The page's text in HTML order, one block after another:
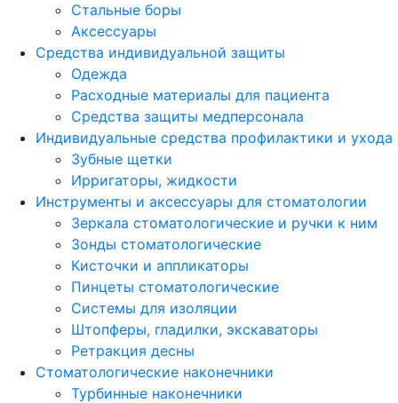
Стальные боры
Аксессуары
Средства индивидуальной защиты
Одежда
Расходные материалы для пациента
Средства защиты медперсонала
Индивидуальные средства профилактики и ухода
Зубные щетки
Ирригаторы, жидкости
Инструменты и аксессуары для стоматологии
Зеркала стоматологические и ручки к ним
Зонды стоматологические
Кисточки и аппликаторы
Пинцеты стоматологические
Системы для изоляции
Штопферы, гладилки, экскаваторы
Ретракция десны
Стоматологические наконечники
Турбинные наконечники